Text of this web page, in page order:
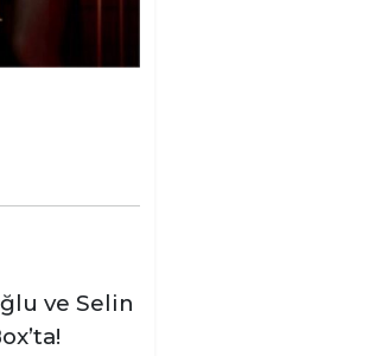
ve Selin